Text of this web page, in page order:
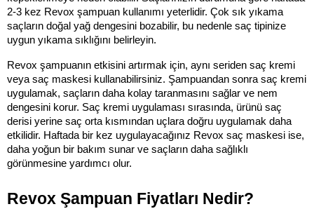
2-3 kez Revox şampuan kullanımı yeterlidir. Çok sık yıkama
saçların doğal yağ dengesini bozabilir, bu nedenle saç tipinize
uygun yıkama sıklığını belirleyin.
Revox şampuanın etkisini artırmak için, aynı seriden saç kremi
veya saç maskesi kullanabilirsiniz. Şampuandan sonra saç kremi
uygulamak, saçların daha kolay taranmasını sağlar ve nem
dengesini korur. Saç kremi uygulaması sırasında, ürünü saç
derisi yerine saç orta kısmından uçlara doğru uygulamak daha
etkilidir. Haftada bir kez uygulayacağınız Revox saç maskesi ise,
daha yoğun bir bakım sunar ve saçların daha sağlıklı
görünmesine yardımcı olur.
Revox Şampuan Fiyatları Nedir?